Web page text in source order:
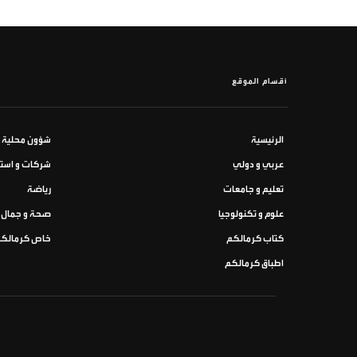
أقسام الموقع
الرئيسية شؤون محلية
عربي و دولي شركات و
تعليم و جامعات رياضة
علوم و تكنولوجيا صحة و جمال
كتاب كرمالكم خاص
اطباق كرمالكم